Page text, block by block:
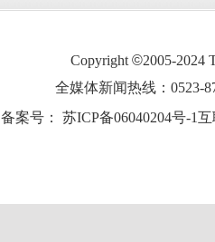
Copyright ©2005-2024
全媒体新闻热线：0523-
备案号： 苏ICP备06040204号-1互